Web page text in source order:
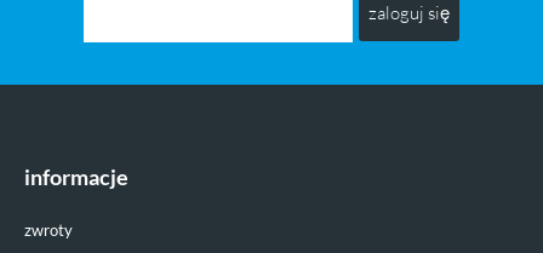
zaloguj się
informacje
zwroty